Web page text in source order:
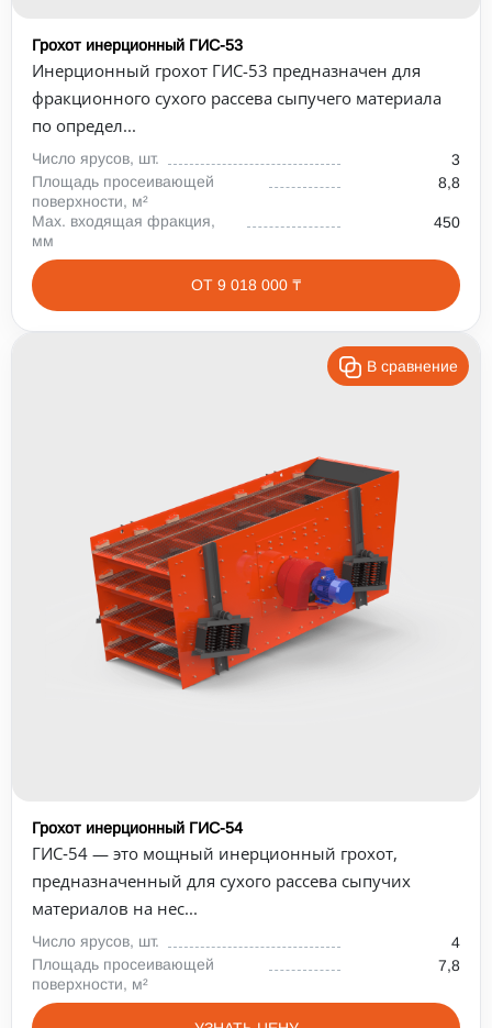
Грохот инерционный ГИС-53
Инерционный грохот ГИС-53 предназначен для
фракционного сухого рассева сыпучего материала
по определ...
Число ярусов, шт.
3
Площадь просеивающей
поверхности, м²
8,8
Max. входящая фракция,
мм
450
ОТ 9 018 000 ₸
В сравнение
Грохот инерционный ГИС-54
ГИС‑54 — это мощный инерционный грохот,
предназначенный для сухого рассева сыпучих
материалов на нес...
Число ярусов, шт.
4
Площадь просеивающей
поверхности, м²
7,8